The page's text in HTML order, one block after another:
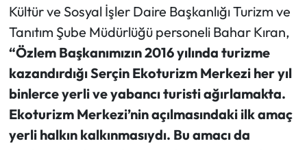
Kültür ve Sosyal İşler Daire Başkanlığı Turizm ve
Tanıtım Şube Müdürlüğü personeli Bahar Kıran,
“Özlem Başkanımızın 2016 yılında turizme
kazandırdığı Serçin Ekoturizm Merkezi her yıl
binlerce yerli ve yabancı turisti ağırlamakta.
Ekoturizm Merkezi’nin açılmasındaki ilk amaç
yerli halkın kalkınmasıydı. Bu amacı da